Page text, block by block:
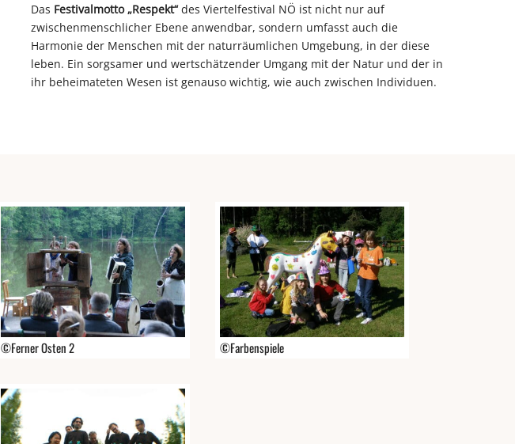
Das Festivalmotto „Respekt“des Viertelfestival NÖ ist nicht nur auf
zwischenmenschlicher Ebene anwendbar, sondern umfasst auch die
Harmonie der Menschen mit der naturräumlichen Umgebung, in der diese
leben. Ein sorgsamer und wertschätzender Umgang mit der Natur und der in
ihr beheimateten Wesen ist genauso wichtig, wie auch zwischen Individuen.
©Ferner Osten 2 ©Farbenspiele